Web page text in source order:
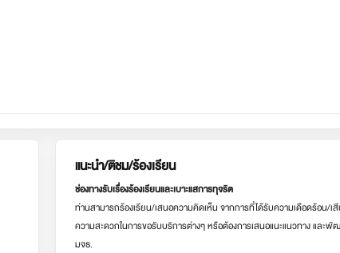
แนะนำ/ติชม/ร้องเรียน
ช่องทางรับเรื่องร้องเรียนและเบาะแสการทุจริต
ท่านสามารถร้องเรียน/เสนอความคิดเห็น จากการที่ได้รับความเดือดร้อน
ความสะดวกในการขอรับบริการต่างๆ หรือต้องการเสนอแนะแนวทาง แล
มจธ.